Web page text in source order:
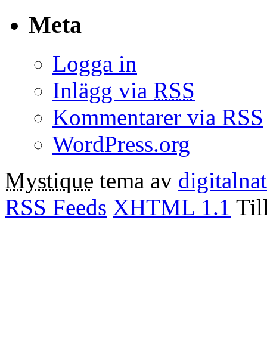
Meta
Logga in
Inlägg via RSS
Kommentarer via RSS
WordPress.org
Mystique tema av
RSS Feeds XHTML 1.1